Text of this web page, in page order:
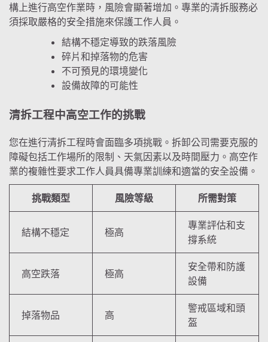
構上進行高空作業時，風險會顯著增加。專業的清拆服務必
須採取嚴格的安全措施來保護工作人員。
結構不穩定導致的跌落風險
碎片和掉落物的危害
不可預見的環境變化
設備故障的可能性
清拆工程中高空工作的挑戰
您在進行清拆工程時會面臨多項挑戰。拆卸公司需要克服的
障礙包括工作場所的限制、天氣因素以及時間壓力。高空作
業的複雜性要求工作人員具備專業訓練和適當的安全設備。
挑戰類型 風險等級 所需對策
結構不穩定 極高
專業評估和支
撐系統
高空跌落 極高
安全帶和防護
設備
掉落物品 高
警戒區域和頭
盔